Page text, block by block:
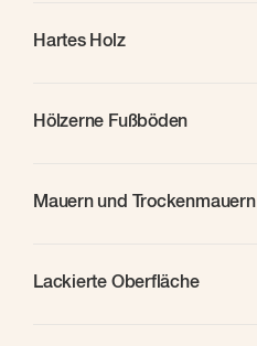
Hartes Holz
Hölzerne Fußböden
Mauern und Trockenmauern
Lackierte Oberfläche